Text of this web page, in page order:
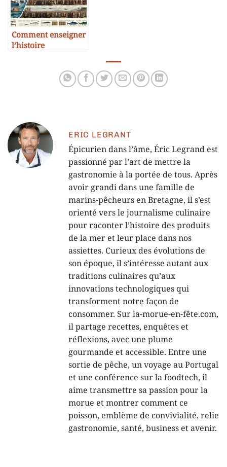
Comment enseigner
l’histoire
ERIC LEGRANT
Épicurien dans l’âme, Éric Legrand est
passionné par l’art de mettre la
gastronomie à la portée de tous. Après
avoir grandi dans une famille de
marins-pêcheurs en Bretagne, il s’est
orienté vers le journalisme culinaire
pour raconter l’histoire des produits
de la mer et leur place dans nos
assiettes. Curieux des évolutions de
son époque, il s’intéresse autant aux
traditions culinaires qu’aux
innovations technologiques qui
transforment notre façon de
consommer. Sur la-morue-en-fête.com,
il partage recettes, enquêtes et
réflexions, avec une plume
gourmande et accessible. Entre une
sortie de pêche, un voyage au Portugal
et une conférence sur la foodtech, il
aime transmettre sa passion pour la
morue et montrer comment ce
poisson, emblème de convivialité, relie
gastronomie, santé, business et avenir.